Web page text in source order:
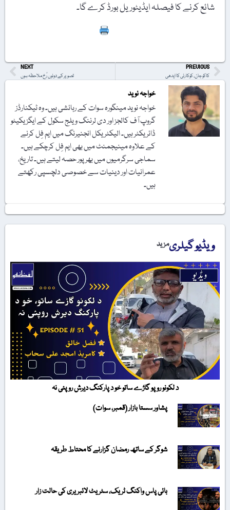
شائع کرنے کا فیصلہ ایڈیٹوریل بورڈ کرے گا۔
PREVIOUS
کاکو جان، کوکارئی کا ایدھی
NEXT
تصویر کے دونوں رُخ ملاحظہ ہوں
خواجہ نوید
خواجہ نوید مینگورہ سوات کے رہائشی ہیں۔ وہ ٹیکنارڈز
گروپ آف کالجز اور دی لرننگ ویلج سکول کے ایگزیکیٹو
ڈائریکٹر ہیں۔ الیکٹریکل انجنیرنگ میں ایم فِل کرنے
کے علاوہ مینیجمنٹ میں بھی ایم فِل کرچکے ہیں۔
سماجی سرگرمیوں میں بھرپور حصہ لیتے ہیں۔ تاریخ،
عمرانیات اور دینیات سے خصوصی دلچسپی رکھتے
ویڈیو گیلریمزید
د لکونو روپو گاڑے ساتو خو د پارکنگ دیرش روپئی نہ
پشاور سستا بازار (قمبر، سوات)
شوگر کے ساتھ رمضان گزارنے کا محتاط طریقہ
بائی پاس واکنگ ٹریک، سٹریٹ لائبریری کی حالت زار